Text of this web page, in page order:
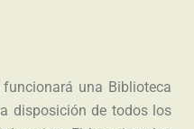
una Biblioteca
disposición de todos los